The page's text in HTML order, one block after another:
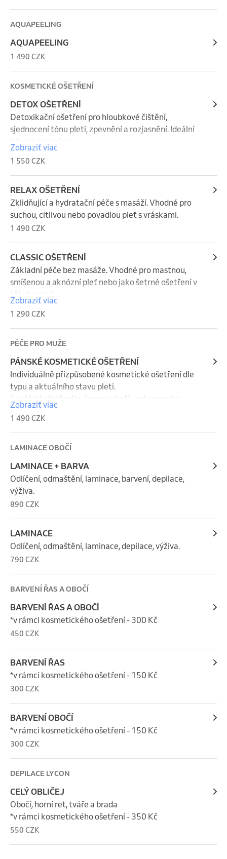
AQUAPEELING
AQUAPEELING
1 490 CZK
KOSMETICKÉ OŠETŘENÍ
DETOX OŠETŘENÍ
Detoxikační ošetření pro hloubkové čištění,
sjednocení tónu pleti, zpevnění a rozjasnění. Ideální
jako restart pleti.
Zobraziť viac
1 550 CZK
RELAX OŠETŘENÍ
Zklidňující a hydratační péče s masáží. Vhodné pro
suchou, citlivou nebo povadlou pleť s vráskami.
1 490 CZK
CLASSIC OŠETŘENÍ
Základní péče bez masáže. Vhodné pro mastnou,
smíšenou a aknózní pleť nebo jako šetrné ošetření v
těhotenství.
Zobraziť viac
1 290 CZK
PÉČE PRO MUŽE
PÁNSKÉ KOSMETICKÉ OŠETŘENÍ
Individuálně přizpůsobené kosmetické ošetření dle
typu a aktuálního stavu pleti.
Součástí ošetření je úprava obočí voskem nebo
pinzetou.
Zobraziť viac
1 490 CZK
LAMINACE OBOČÍ
LAMINACE + BARVA
Odlíčení, odmaštění, laminace, barvení, depilace,
výživa.
890 CZK
LAMINACE
Odlíčení, odmaštění, laminace, depilace, výživa.
790 CZK
BARVENÍ ŘAS A OBOČÍ
BARVENÍ ŘAS A OBOČÍ
*v rámci kosmetického ošetření - 300 Kč
450 CZK
BARVENÍ ŘAS
*v rámci kosmetického ošetření - 150 Kč
300 CZK
BARVENÍ OBOČÍ
*v rámci kosmetického ošetření - 150 Kč
300 CZK
DEPILACE LYCON
CELÝ OBLIČEJ
Obočí, horní ret, tváře a brada
*v rámci kosmetického ošetření - 350 Kč
550 CZK